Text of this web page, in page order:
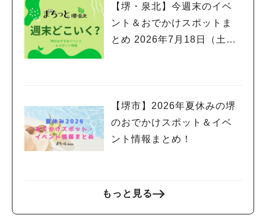
【堺・泉北】今週末のイベ
ント＆おでかけスポットま
とめ 2026年7月18日（土）
【堺市】2026年夏休みの堺
のおでかけスポット＆イベ
ント情報まとめ！
もっと見る
#光明池駅 #なかもず駅